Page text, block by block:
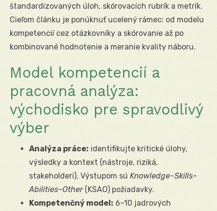
štandardizovaných úloh, skórovacích rubrík a metrík.
Cieľom článku je ponúknuť ucelený rámec: od modelu
kompetencií cez otázkovníky a skórovanie až po
kombinované hodnotenie a meranie kvality náboru.
Model kompetencií a
pracovná analýza:
východisko pre spravodlivý
výber
Analýza práce: identifikujte kritické úlohy,
výsledky a kontext (nástroje, riziká,
stakeholderi). Výstupom sú Knowledge–Skills–
Abilities–Other(KSAO) požiadavky.
Kompetenčný model: 6–10 jadrových